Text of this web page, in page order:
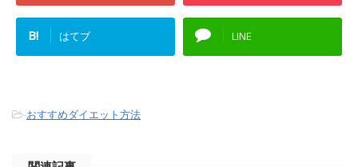
B! はてブ LINE
-おすすめダイエット方法